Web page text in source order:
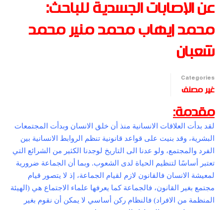
عن الإصابات الجسدية للباحث:
محمد إيهاب محمد منير محمد
شعبان
Categories
غير مصنف
مقدمة:
لقد بدأت العلاقات الانسانية منذ أن خلق الانسان وبدأت المجتمعات
البشرية، وقد بنيت على قواعد قانونية تنظم الروابط الانسانية بين
الفرد والمجتمع، ولو عدنا الى التاريخ لوجدنا الكثير من الشرائع التي
تعتبر أساسًا لتنظيم الحياة لدى الشعوب. وبما أن الجماعة ضرورية
لمعيشة الانسان فالقانون لازم لقيام الجماعة، إذ لا يتصور قيام
مجتمع بغير القانون، فالجماعة كما يعرفها علماء الاجتماع هي (الهيئة
المنظمة من الافراد) فالنظام ركن أساسي لا يمكن أن نقوم بغير